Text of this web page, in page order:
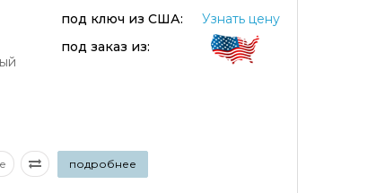
под ключ из США:
Узнать цену
под заказ из:
подробнее